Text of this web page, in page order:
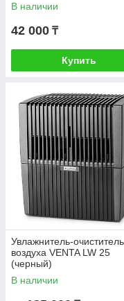
В наличии
42 000 ₸
Купить
Увлажнитель-очиститель
воздуха VENTA LW 25
(черный)
В наличии